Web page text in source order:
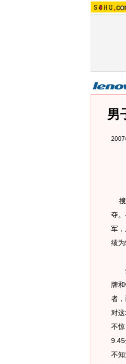
男
2007
搜
夺
军
绩为
剑
牌
者
对
不
不